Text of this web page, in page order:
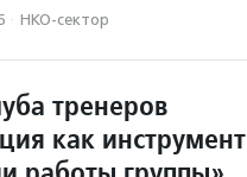
· НКО-сектор
тренеров
как инструмент